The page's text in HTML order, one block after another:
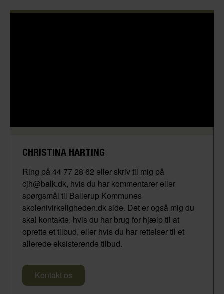
CHRISTINA HARTING
Ring på 44 77 28 62 eller skriv til mig på
cjh@balk.dk, hvis du har kommentarer eller
spørgsmål til Ballerup Kommunes
skolenivirkeligheden.dk side. Det er også mig du
skal kontakte, hvis du har brug for hjælp til at
oprette et tilbud, eller hvis du har rettelser til et
allerede eksisterende tilbud.
Kontakt os